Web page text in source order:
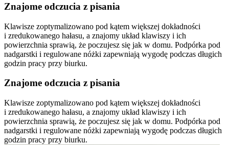
Znajome odczucia z pisania
Klawisze zoptymalizowano pod kątem większej dokładności
i zredukowanego hałasu, a znajomy układ klawiszy i ich
powierzchnia sprawią, że poczujesz się jak w domu. Podpórka pod
nadgarstki i regulowane nóżki zapewniają wygodę podczas długich
godzin pracy przy biurku.
Znajome odczucia z pisania
Klawisze zoptymalizowano pod kątem większej dokładności
i zredukowanego hałasu, a znajomy układ klawiszy i ich
powierzchnia sprawią, że poczujesz się jak w domu. Podpórka pod
nadgarstki i regulowane nóżki zapewniają wygodę podczas długich
godzin pracy przy biurku.